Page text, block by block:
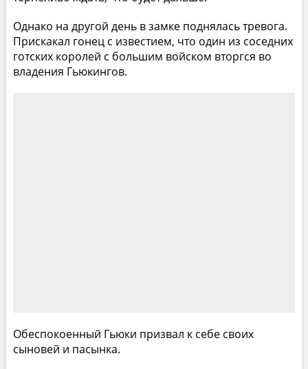
Однако на другой день в замке поднялась тревога.
Прискакал гонец с известием, что один из соседних
готских королей с большим войском вторгся во
владения Гьюкингов.
Обеспокоенный Гьюки призвал к себе своих
сыновей и пасынка.